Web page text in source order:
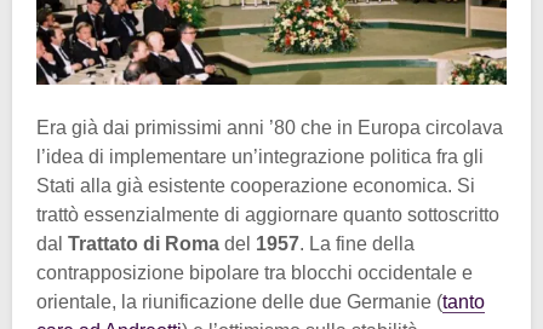
Era già dai primissimi anni ’80 che in Europa circolava
l’idea di implementare un’integrazione politica fra gli
Stati alla già esistente cooperazione economica. Si
trattò essenzialmente di aggiornare quanto sottoscritto
dal Trattato di Roma del 1957. La fine della
contrapposizione bipolare tra blocchi occidentale e
orientale, la riunificazione delle due Germanie (tanto